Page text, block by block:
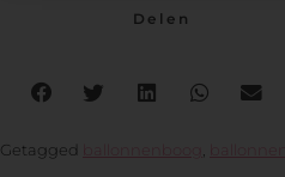
Delen
Getagged